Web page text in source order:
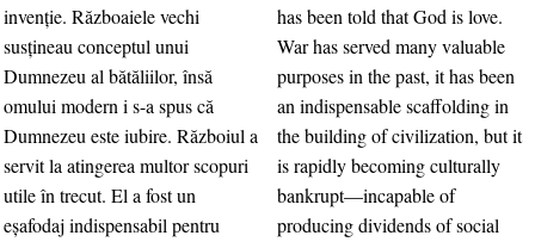
invenţie. Războaiele vechi
susţineau conceptul unui
Dumnezeu al bătăliilor, însă
omului modern i s-a spus că
Dumnezeu este iubire. Războiul a
servit la atingerea multor scopuri
utile în trecut. El a fost un
eşafodaj indispensabil pentru
has been told that God is love.
War has served many valuable
purposes in the past, it has been
an indispensable scaffolding in
the building of civilization, but it
is rapidly becoming culturally
bankrupt—incapable of
producing dividends of social